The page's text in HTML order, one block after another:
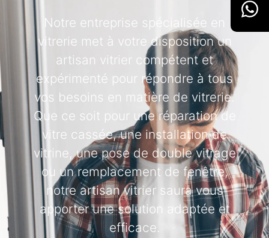
Notre entreprise spécialisée en
vitrerie met à votre disposition un
artisan vitrier compétent et
expérimenté pour répondre à tous
vos besoins en matière de vitrerie.
Que ce soit pour une réparation de
vitre cassée, une installation de
vitrine, une pose de double vitrage
ou un remplacement de fenêtre,
notre artisan vitrier saura vous
apporter une solution adaptée et
efficace.